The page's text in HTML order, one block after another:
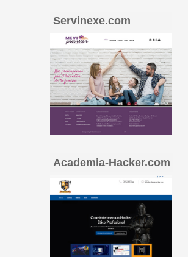
Servinexe.com
Academia-Hacker.com